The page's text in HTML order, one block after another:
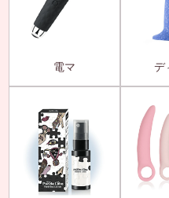
電マ デ